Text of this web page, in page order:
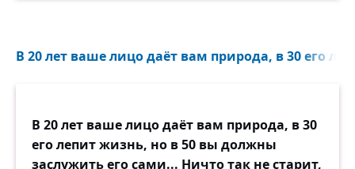
В 20 лет ваше лицо даёт вам природа, в 30 его
В 20 лет ваше лицо даёт вам природа, в 30
его лепит жизнь, но в 50 вы должны
заслужить его сами... Ничто так не старит,